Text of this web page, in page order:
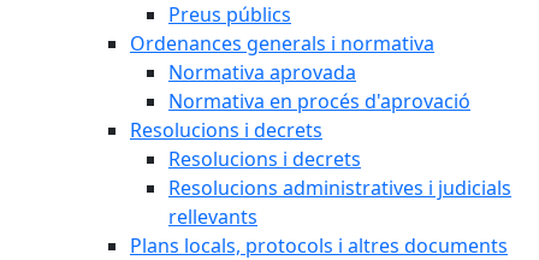
Preus públics
Ordenances generals i normativa
Normativa aprovada
Normativa en procés d'aprovació
Resolucions i decrets
Resolucions i decrets
Resolucions administratives i judicials
rellevants
Plans locals, protocols i altres documents